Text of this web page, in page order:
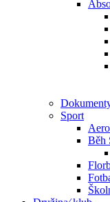
Sport
Běh